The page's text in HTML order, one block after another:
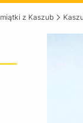
z Kaszub